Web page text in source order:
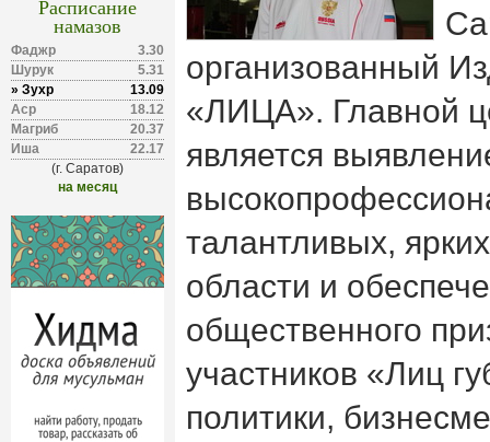
Расписание
намазов
Фаджр
3.30
Шурук
5.31
» Зухр
13.09
Аср
18.12
Магриб
20.37
Иша
22.17
(г. Саратов)
на месяц
организованный
«ЛИЦА». Главной
является
талантливых,
области и
общественного
участников «Лиц
политики,